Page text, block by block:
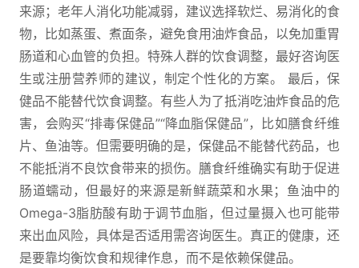
来源；老年人消化功能减弱，建议选择软烂、易消化的食
物，比如蒸蛋、煮面条，避免食用油炸食品，以免加重胃
肠道和心血管的负担。特殊人群的饮食调整，最好咨询医
生或注册营养师的建议，制定个性化的方案。 最后，保
健品不能替代饮食调整。有些人为了抵消吃油炸食品的危
害，会购买“排毒保健品”“降血脂保健品”，比如膳食纤维
片、鱼油等。但需要明确的是，保健品不能替代药品，也
不能抵消不良饮食带来的损伤。膳食纤维确实有助于促进
肠道蠕动，但最好的来源是新鲜蔬菜和水果；鱼油中的
Omega-3脂肪酸有助于调节血脂，但过量摄入也可能带
来出血风险，具体是否适用需咨询医生。真正的健康，还
是要靠均衡饮食和规律作息，而不是依赖保健品。